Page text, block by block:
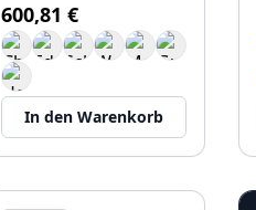
600,81 €
In den Warenkorb